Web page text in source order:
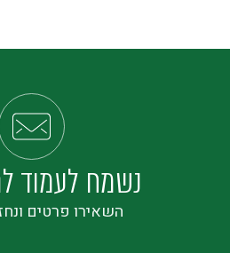
נשמח לעמוד
השאירו פרטים